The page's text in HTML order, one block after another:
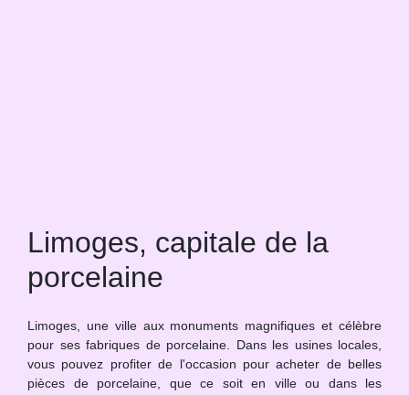
Limoges, capitale de la
porcelaine
Limoges, une ville aux monuments magnifiques et célèbre
pour ses fabriques de porcelaine. Dans les usines locales,
vous pouvez profiter de l'occasion pour acheter de belles
pièces de porcelaine, que ce soit en ville ou dans les